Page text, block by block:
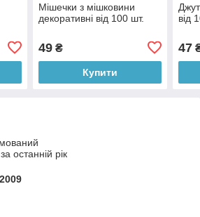
Мішечки з мішковини
декоративні від 100 шт.
49₴
Купити
від
47
останній рік